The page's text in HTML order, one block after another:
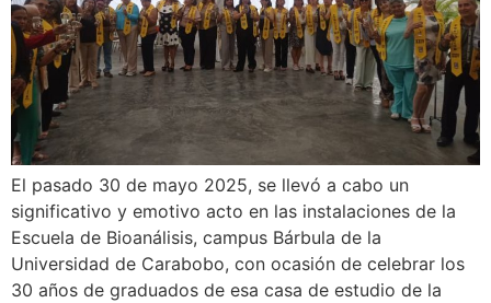
El pasado 30 de mayo 2025, se llevó a cabo un
significativo y emotivo acto en las instalaciones de la
Escuela de Bioanálisis, campus Bárbula de la
Universidad de Carabobo, con ocasión de celebrar los
30 años de graduados de esa casa de estudio de la